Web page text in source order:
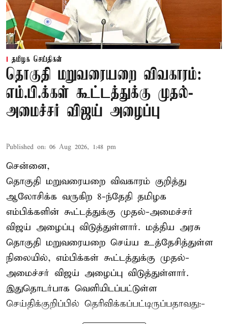
தமிழக செய்திகள்
தொகுதி மறுவரையறை விவகாரம்:
எம்.பி.க்கள் கூட்டத்துக்கு முதல்-
அமைச்சர் விஜய் அழைப்பு
Published on: 06 Aug 2026, 1:48 pm
சென்னை,
தொகுதி மறுவரையறை விவகாரம் குறித்து
ஆலோசிக்க வருகிற 8-ந்தேதி தமிழக
எம்பிக்களின் கூட்டத்துக்கு முதல்-அமைச்சர்
விஜய் அழைப்பு விடுத்துள்ளார். மத்திய அரசு
தொகுதி மறுவரையறை செய்ய உத்தேசித்துள்ள
நிலையில், எம்பிக்கள் கூட்டத்துக்கு முதல்-
அமைச்சர் விஜய் அழைப்பு விடுத்துள்ளார்.
இதுதொடர்பாக வெளியிடப்பட்டுள்ள
செய்திக்குறிப்பில் தெரிவிக்கப்பட்டிருப்பதாவது:-